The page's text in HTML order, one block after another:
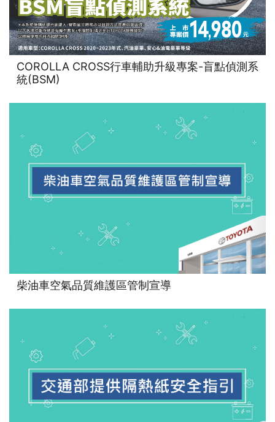
COROLLA CROSS行車輔助升級專案-盲點偵測系
統(BSM)
柴油車空氣品質維護區管制宣導